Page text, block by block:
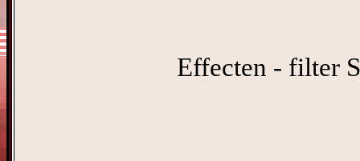
Effecten - filter